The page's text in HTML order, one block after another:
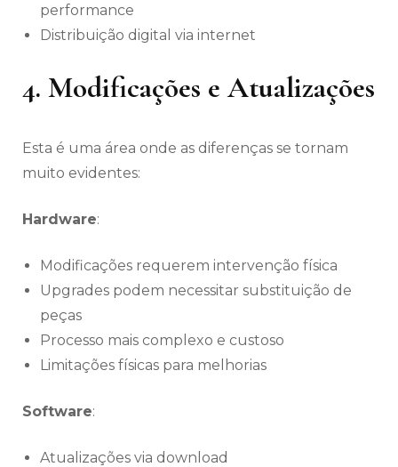
performance
Distribuição digital via internet
4. Modificações e Atualizações
Esta é uma área onde as diferenças se tornam
muito evidentes:
Hardware:
Modificações requerem intervenção física
Upgrades podem necessitar substituição de
peças
Processo mais complexo e custoso
Limitações físicas para melhorias
Software:
Atualizações via download